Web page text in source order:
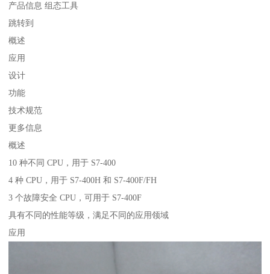
产品信息 组态工具
跳转到
概述
应用
设计
功能
技术规范
更多信息
概述
10 种不同 CPU，用于 S7-400
4 种 CPU，用于 S7-400H 和 S7-400F/FH
3 个故障安全 CPU，可用于 S7-400F
具有不同的性能等级，满足不同的应用领域
应用